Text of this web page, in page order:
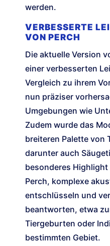
werden.
VERBESSERTE
VON PERCH
Die aktuelle Version
einer verbesserten
Vergleich zu ihrem
nun präziser
Umgebungen wie
Zudem wurde das
breiteren Palette von
darunter auch
besonderes
Perch, komplexe
entschlüsseln und
beantworten, etwa
Tiergeburten oder
bestimmten Gebiet.